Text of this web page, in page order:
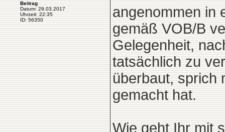
Beitrag
Datum: 29.03.2017
Uhrzeit: 22:35
ID: 56350
angenommen in
gemäß VOB/B
Gelegenheit,
tatsächlich zu
überbaut, sprich
gemacht hat.
Wie geht Ihr mit